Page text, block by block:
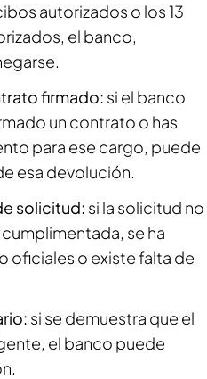
autorizados o los 13
el banco,
firmado: si el banco
un contrato o has
para ese cargo, puede
esa devolución.
solicitud: si la solicitud no
se ha
oficiales o existe falta de
si se demuestra que el
el banco puede